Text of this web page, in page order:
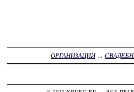
ОРГАНИЗАЦИИ→